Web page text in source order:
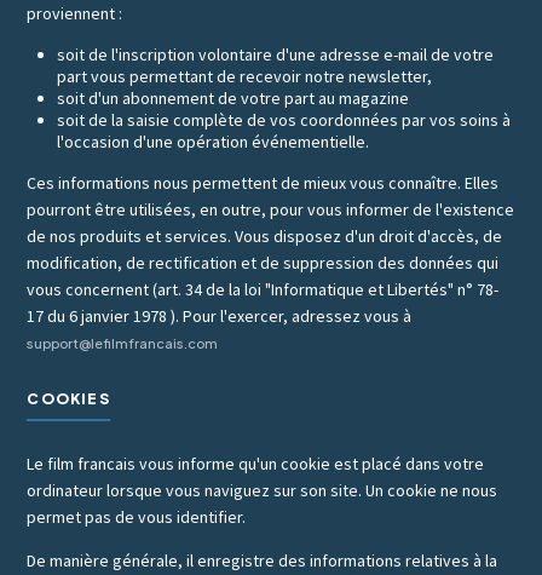
proviennent :
soit de l'inscription volontaire d'une adresse e-mail de votre
part vous permettant de recevoir notre newsletter,
soit d'un abonnement de votre part au magazine
soit de la saisie complète de vos coordonnées par vos soins à
l'occasion d'une opération événementielle.
Ces informations nous permettent de mieux vous connaître. Elles
pourront être utilisées, en outre, pour vous informer de l'existence
de nos produits et services. Vous disposez d'un droit d'accès, de
modification, de rectification et de suppression des données qui
vous concernent (art. 34 de la loi "Informatique et Libertés" n° 78-
17 du 6 janvier 1978 ). Pour l'exercer, adressez vous à
support@lefilmfrancais.com
COOKIES
Le film francais vous informe qu'un cookie est placé dans votre
ordinateur lorsque vous naviguez sur son site. Un cookie ne nous
permet pas de vous identifier.
De manière générale, il enregistre des informations relatives à la